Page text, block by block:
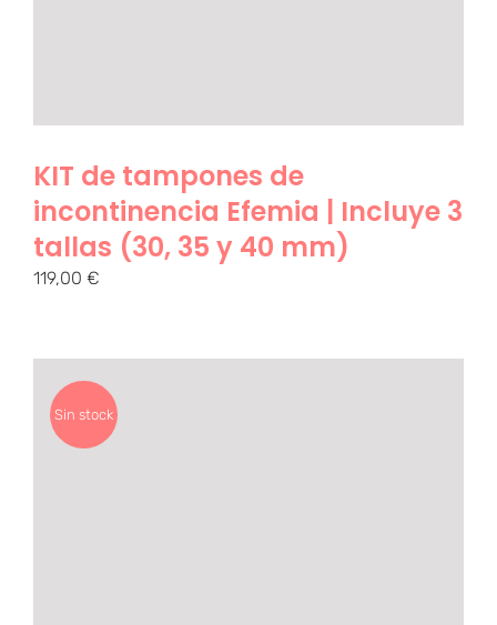
KIT de tampones de
incontinencia Efemia | Incluye 3
tallas (30, 35 y 40 mm)
119,00 €
Sin stock